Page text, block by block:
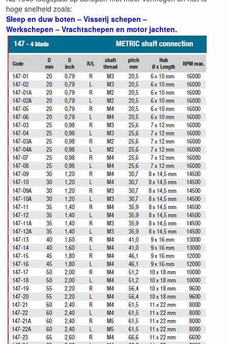
hoge snelheid zoals:
Sleep en duw boten – Visserij schepen –
Werkschepen – Vrachtschepen en motor jachten.